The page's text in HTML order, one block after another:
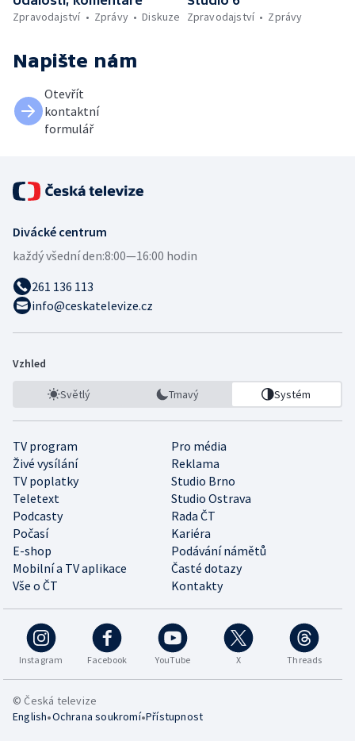
Zpravodajství
Zprávy Diskuze
Zpravodajství
Zprávy
Napište nám
Otevřít
kontaktní
formulář
Divácké centrum
každý všední den:8:00—16:00 hodin
261 136 113
info@ceskatelevize.cz
Vzhled
Světlý Tmavý Systém
TV program
Pro média
Živé vysílání
Reklama
TV poplatky
Studio Brno
Teletext
Studio Ostrava
Podcasty
Rada ČT
Počasí
Kariéra
E-shop
Podávání námětů
Mobilní a TV aplikace
Časté dotazy
Vše o ČT
Kontakty
Instagram Facebook YouTube X Threads
© Česká televize
English•Ochrana soukromí•Přístupnost